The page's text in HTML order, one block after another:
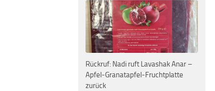
Rückruf: Nadi ruft Lavashak Anar –
Apfel-Granatapfel-Fruchtplatte
zurück